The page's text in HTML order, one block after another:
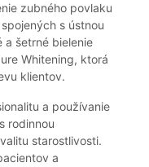
zubného povlaku
s ústnou
a šetrné bielenie
Whitening, ktorá
klientov.
a používanie
rodinnou
starostlivosti.
a